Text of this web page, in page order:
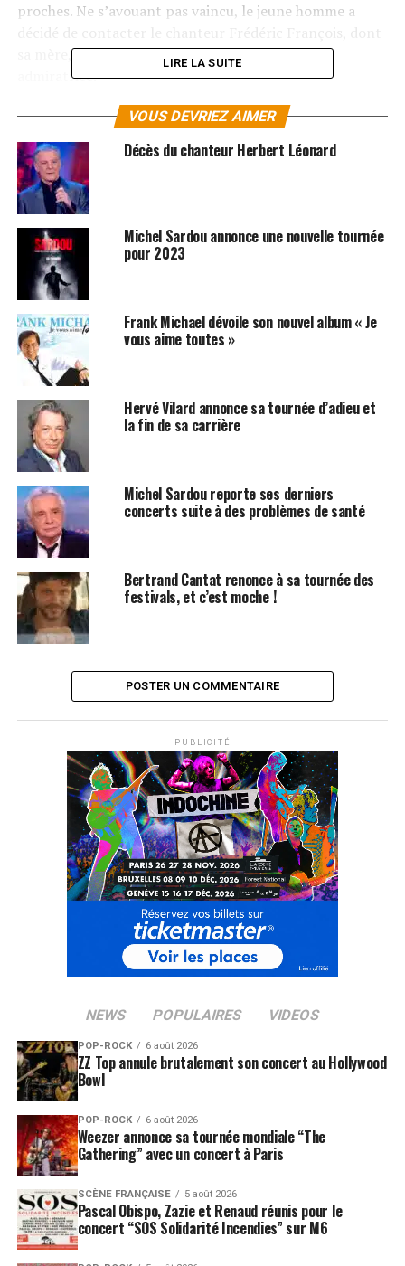
proches. Ne s’avouant pas vaincu, le jeune homme a
sa mère, plongée dans le coma, était une grande
admiratrice.
Alerté par la situation, le chanteur a accepté de venir en
aide à la famille Joly. Frédéric François a appelé Jeannine
et lui a longuement parlé. Résultat ? Le lendemain, la
septuagénaire a ouvert les yeux. Pour le fils de celle-ci,
pas de doute, le chanteur y est pour quelque chose. Par
ailleurs, les médecins ont avoués n’avoir jamais
rencontré un cas pareil !
LES ALBUMS DE FRÉDÉRIC FRANÇOIS SONT
SUJETS ASSOCIÉS:
LIRE LA SUITE
VOUS DEVRIEZ AIMER
Décès du chanteur Herbert Léonard
Michel Sardou annonce une nouvelle tournée
pour 2023
Frank Michael dévoile son nouvel album « Je
vous aime toutes »
Hervé Vilard annonce sa tournée d’adieu et
la fin de sa carrière
Michel Sardou reporte ses derniers
concerts suite à des problèmes de santé
Bertrand Cantat renonce à sa tournée des
festivals, et c’est moche !
POSTER UN COMMENTAIRE
PUBLICITÉ
NEWS POPULAIRES VIDEOS
POP-ROCK 6 août 2026
ZZ Top annule brutalement son concert au Hollywood
Bowl
POP-ROCK 6 août 2026
Weezer annonce sa tournée mondiale “The
Gathering” avec un concert à Paris
SCÈNE FRANÇAISE 5 août 2026
Pascal Obispo, Zazie et Renaud réunis pour le
concert “SOS Solidarité Incendies” sur M6